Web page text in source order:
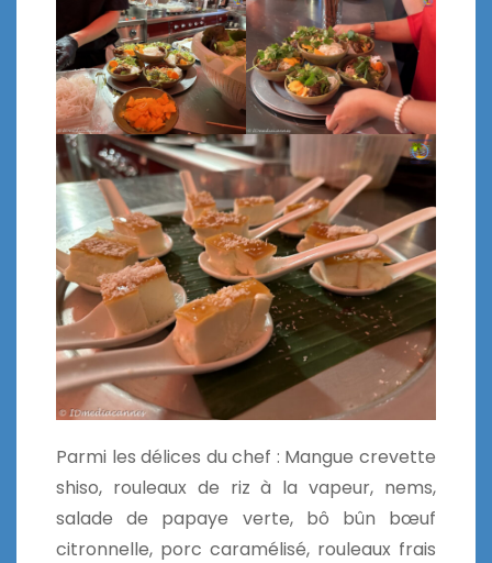
Parmi les délices du chef : Mangue crevette
shiso, rouleaux de riz à la vapeur, nems,
salade de papaye verte, bô bûn bœuf
citronnelle, porc caramélisé, rouleaux frais